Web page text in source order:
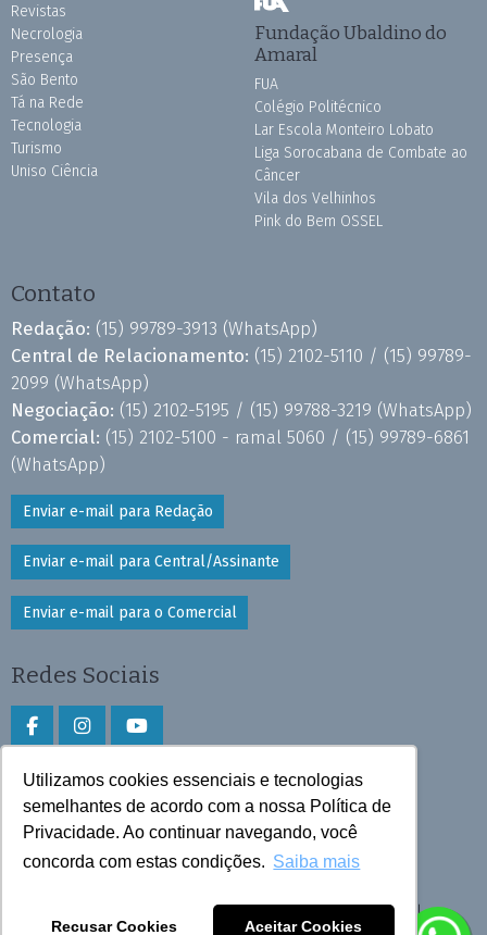
Utilizamos cookies essenciais e tecnologias
semelhantes de acordo com a nossa Política de
Privacidade. Ao continuar navegando, você
concorda com estas condições. Saiba mais
Recusar Cookies Aceitar Cookies
Revistas
Necrologia
Presença
São Bento
Tá na Rede
Tecnologia
Turismo
Uniso Ciência
Fundação Ubaldino do
Amaral
FUA
Colégio Politécnico
Lar Escola Monteiro Lobato
Liga Sorocabana de Combate ao
Câncer
Vila dos Velhinhos
Pink do Bem OSSEL
Contato
Redação: (15) 99789-3913 (WhatsApp)
Central de Relacionamento: (15) 2102-5110 / (15) 99789-
2099 (WhatsApp)
Negociação: (15) 2102-5195 / (15) 99788-3219 (WhatsApp)
Comercial: (15) 2102-5100 - ramal 5060 / (15) 99789-6861
(WhatsApp)
Enviar e-mail para Redação
Enviar e-mail para Central/Assinante
Enviar e-mail para o Comercial
Redes Sociais
Faça download do aplicativo
Play Store e App Store
Todos os direitos reservados © 2026 Cruzeiro do Sul